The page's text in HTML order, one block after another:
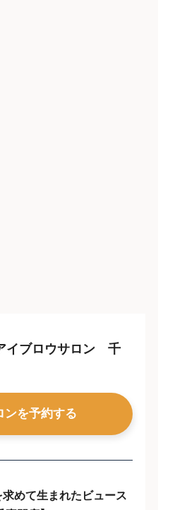
イブロウサロン 千
ンを予約する
めて生まれたビュース